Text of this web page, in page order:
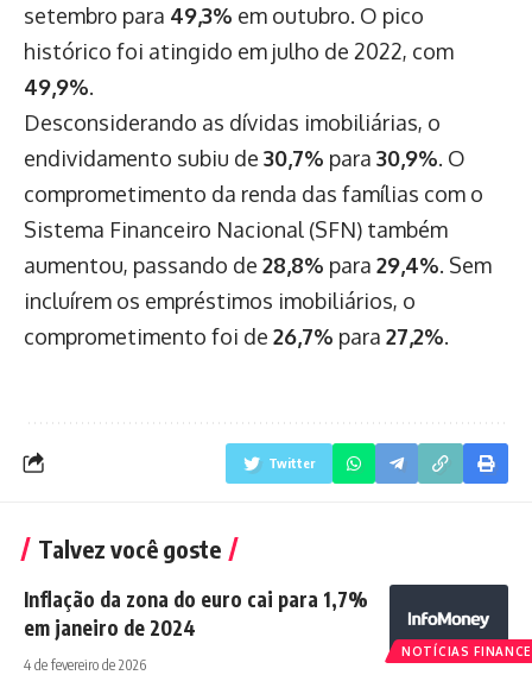
setembro para 49,3% em outubro. O pico
histórico foi atingido em julho de 2022, com
49,9%.
Desconsiderando as dívidas imobiliárias, o
endividamento subiu de 30,7% para 30,9%. O
comprometimento da renda das famílias com o
Sistema Financeiro Nacional (SFN) também
aumentou, passando de 28,8% para 29,4%. Sem
incluírem os empréstimos imobiliários, o
comprometimento foi de 26,7% para 27,2%.
Twitter
Talvez você goste
NOTÍCIAS
Inflação da zona do euro cai para 1,7%
em janeiro de 2024
4 de fevereiro de 2026